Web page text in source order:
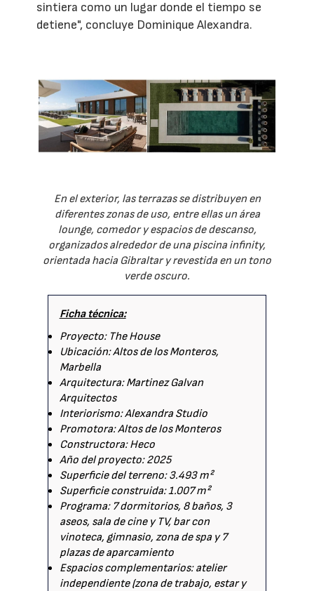
sintiera como un lugar donde el tiempo se
detiene", concluye Dominique Alexandra.
En el exterior, las terrazas se distribuyen en
diferentes zonas de uso, entre ellas un área
lounge, comedor y espacios de descanso,
organizados alrededor de una piscina infinity,
orientada hacia Gibraltar y revestida en un tono
verde oscuro.
Ficha técnica:
Proyecto: The House
Ubicación: Altos de los Monteros,
Marbella
Arquitectura: Martinez Galvan
Arquitectos
Interiorismo: Alexandra Studio
Promotora: Altos de los Monteros
Constructora: Heco
Año del proyecto: 2025
Superficie del terreno: 3.493 m²
Superficie construida: 1.007 m²
Programa: 7 dormitorios, 8 baños, 3
aseos, sala de cine y TV, bar con
vinoteca, gimnasio, zona de spa y 7
plazas de aparcamiento
Espacios complementarios: atelier
independiente (zona de trabajo, estar y